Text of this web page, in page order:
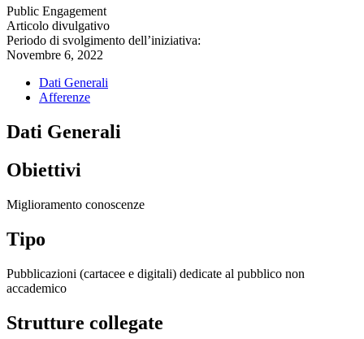
Public Engagement
Articolo divulgativo
Periodo di svolgimento dell’iniziativa:
Novembre 6, 2022
Dati Generali
Afferenze
Dati Generali
Obiettivi
Miglioramento conoscenze
Tipo
Pubblicazioni (cartacee e digitali) dedicate al pubblico non
accademico
Strutture collegate